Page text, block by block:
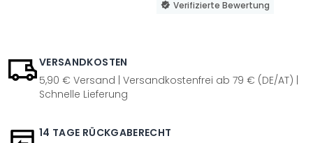
Verifizierte Bewertung
VERSANDKOSTEN
5,90 € Versand | Versandkostenfrei ab 79 € (DE/AT) |
Schnelle Lieferung
14 TAGE RÜCKGABERECHT